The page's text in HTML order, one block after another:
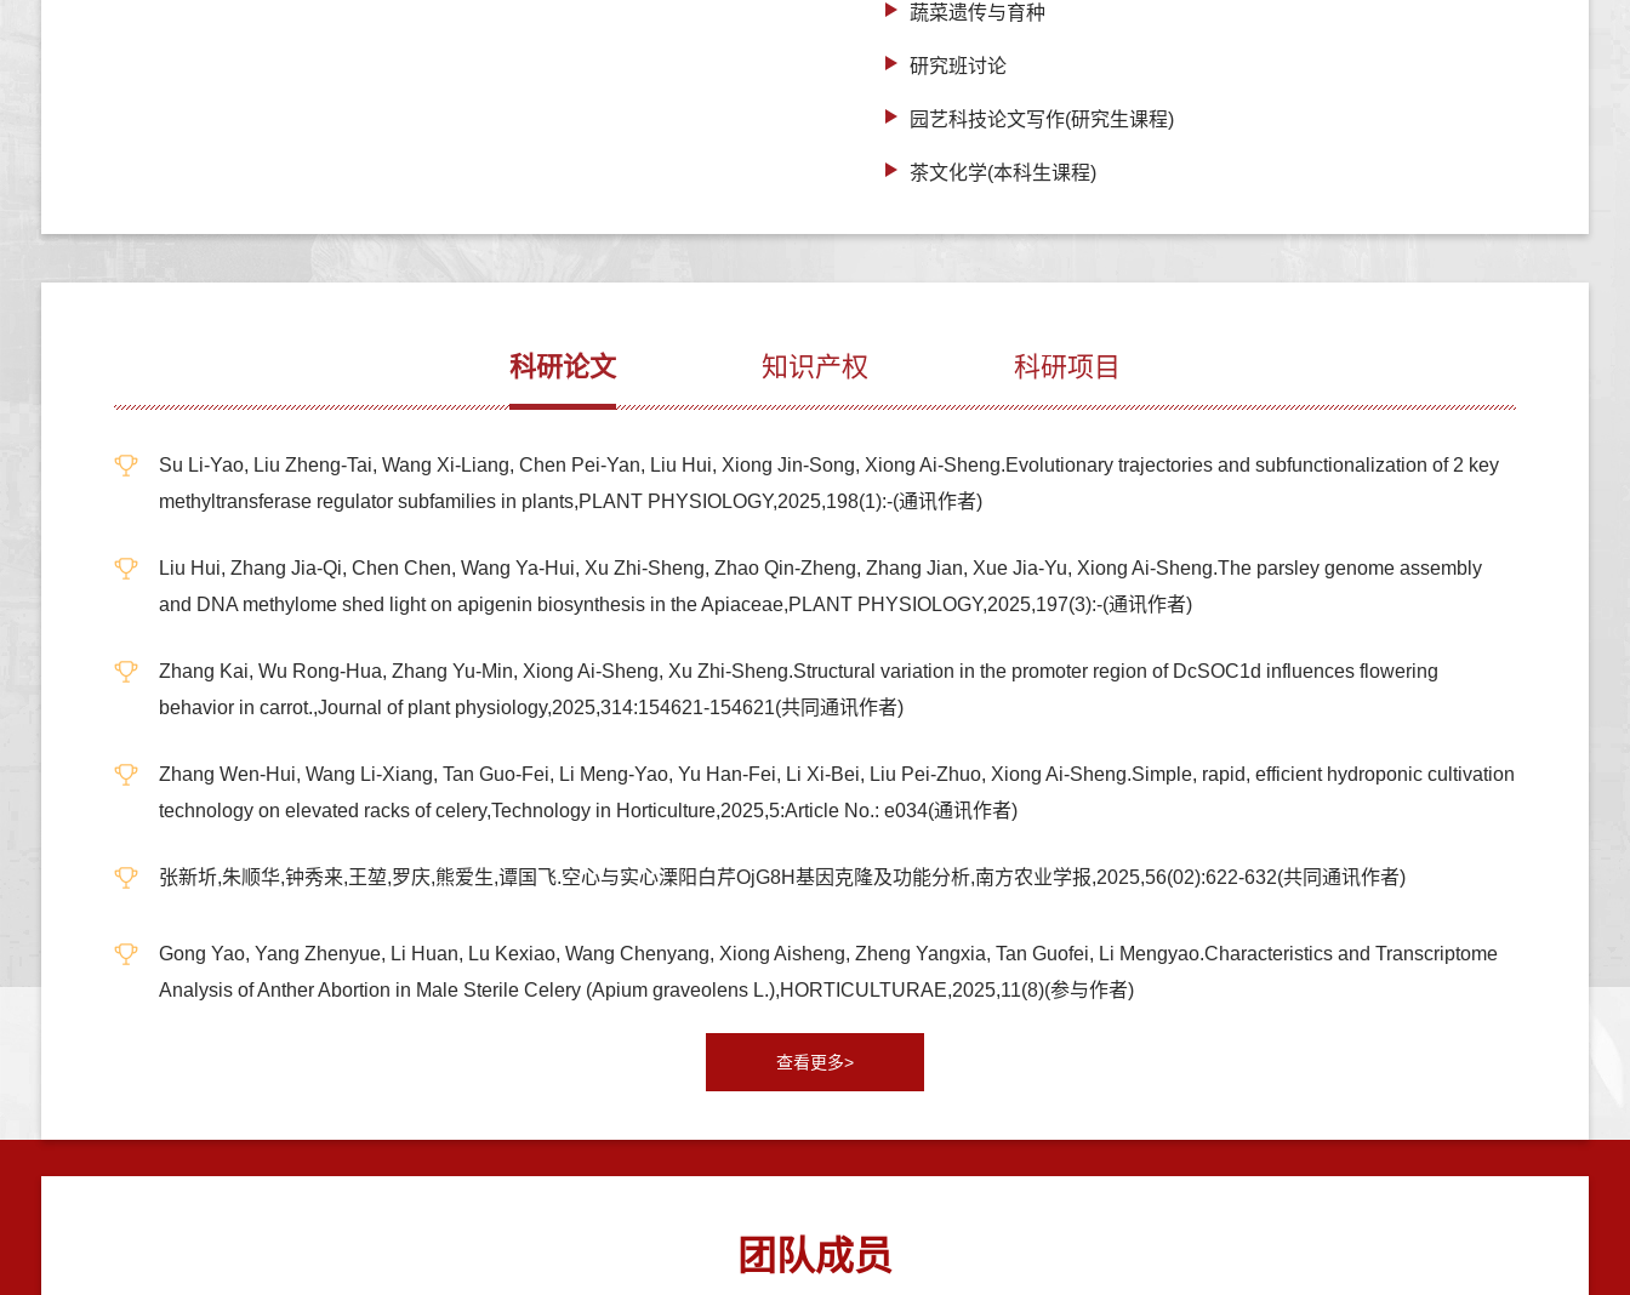
蔬菜遗传与育种
研究班讨论
园艺科技论文写作(研究生课程)
茶文化学(本科生课程)
科研论文 知识产权 科研项目
Su Li-Yao, Liu Zheng-Tai, Wang Xi-Liang, Chen Pei-Yan, Liu Hui, Xiong Jin-Song, Xiong Ai-Sheng.Evolutionary trajectories and subfunctionalization of 2 key
methyltransferase regulator subfamilies in plants,PLANT PHYSIOLOGY,2025,198(1):-(通讯作者)
Liu Hui, Zhang Jia-Qi, Chen Chen, Wang Ya-Hui, Xu Zhi-Sheng, Zhao Qin-Zheng, Zhang Jian, Xue Jia-Yu, Xiong Ai-Sheng.The parsley genome assembly
and DNA methylome shed light on apigenin biosynthesis in the Apiaceae,PLANT PHYSIOLOGY,2025,197(3):-(通讯作者)
Zhang Kai, Wu Rong-Hua, Zhang Yu-Min, Xiong Ai-Sheng, Xu Zhi-Sheng.Structural variation in the promoter region of DcSOC1d influences flowering
behavior in carrot.,Journal of plant physiology,2025,314:154621-154621(共同通讯作者)
Zhang Wen-Hui, Wang Li-Xiang, Tan Guo-Fei, Li Meng-Yao, Yu Han-Fei, Li Xi-Bei, Liu Pei-Zhuo, Xiong Ai-Sheng.Simple, rapid, efficient hydroponic cultivation
technology on elevated racks of celery,Technology in Horticulture,2025,5:Article No.: e034(通讯作者)
张新圻,朱顺华,钟秀来,王堃,罗庆,熊爱生,谭国飞.空心与实心溧阳白芹OjG8H基因克隆及功能分析,南方农业学报,2025,56(02):622-632(共同通讯作者)
Gong Yao, Yang Zhenyue, Li Huan, Lu Kexiao, Wang Chenyang, Xiong Aisheng, Zheng Yangxia, Tan Guofei, Li Mengyao.Characteristics and Transcriptome
Analysis of Anther Abortion in Male Sterile Celery (Apium graveolens L.),HORTICULTURAE,2025,11(8)(参与作者)
查看更多>
团队成员